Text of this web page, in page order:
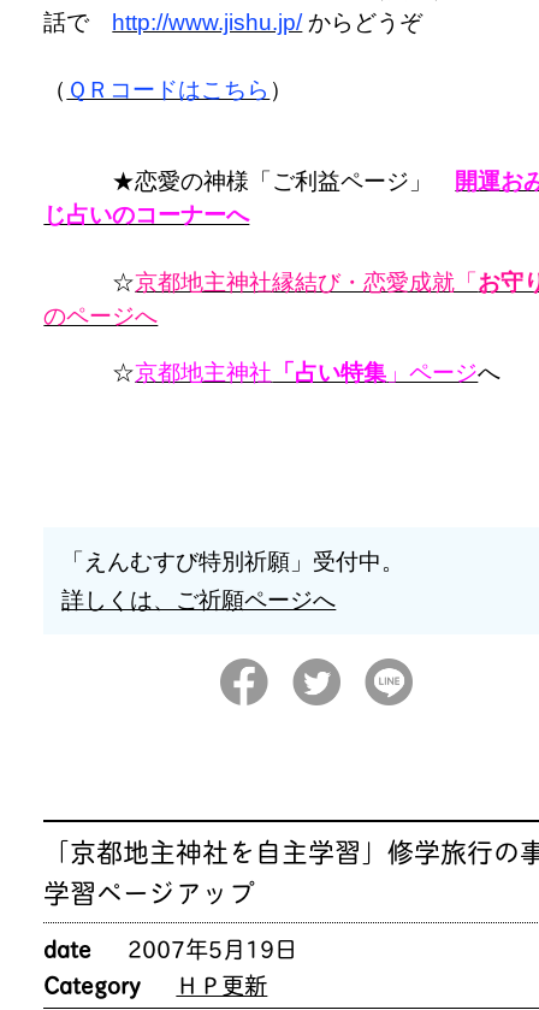
話で http://www.jishu.jp/からどうぞ
（ ＱＲコードはこちら ）
★恋愛の神様「ご利益ページ」
開運お
じ占いのコーナーへ
☆京都地主神社縁結び・恋愛成就「お守
のページへ
☆京都地主神社 「占い特集 」ページへ
「えんむすび特別祈願」受付中。
詳しくは、ご祈願ページへ
「京都地主神社を自主学習」修学旅行の
学習ページアップ
date
2007年5月19日
Category
ＨＰ更新